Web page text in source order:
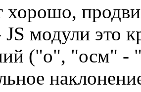
хорошо,
модули это
("о", "осм" -